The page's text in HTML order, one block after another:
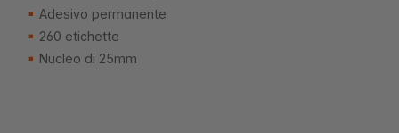
Adesivo permanente
260 etichette
Nucleo di 25mm